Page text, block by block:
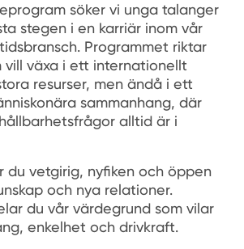
söker vi unga talanger
stegen i en karriär inom vår
Programmet riktar
vill växa i ett internationellt
resurser, men ändå i ett
sammanhang, där
alltid är i
du vetgirig, nyfiken och öppen
och nya relationer.
du vår värdegrund som vilar
enkelhet och drivkraft.